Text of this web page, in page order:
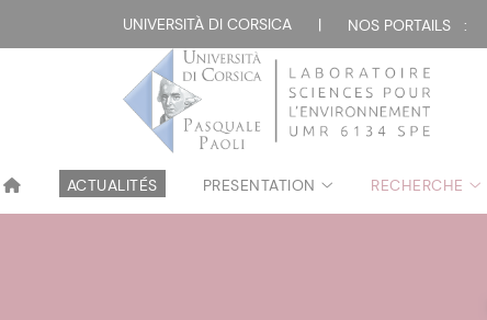
UNIVERSITÀ DI CORSICA | NOS PORTAILS :
ACTUALITÉS PRESENTATION RECHERCHE